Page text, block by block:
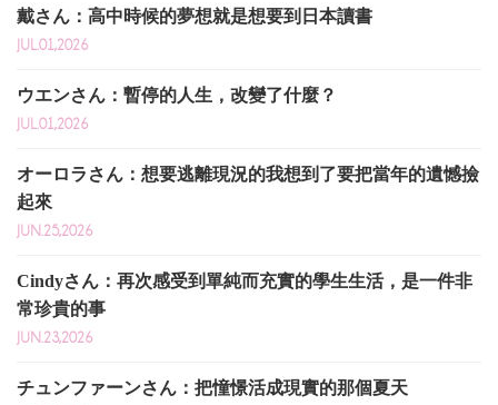
戴さん：高中時候的夢想就是想要到日本讀書
JUL.01,2026
ウエンさん：暫停的人生，改變了什麼？
JUL.01,2026
オーロラさん：想要逃離現況的我想到了要把當年的遺憾撿
起來
JUN.25,2026
Cindyさん：再次感受到單純而充實的學生生活，是一件非
常珍貴的事
JUN.23,2026
チュンファーンさん：把憧憬活成現實的那個夏天